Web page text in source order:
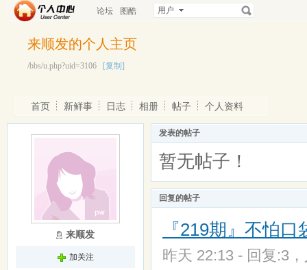
论坛 图酷 用户
来顺发的个人主页
/bbs/u.php?uid=3106 [复制]
首页 新鲜事 日志 相册 帖子 个人资料
来顺发
加关注
发表的帖子
暂无帖子！
回复的帖子
『219期』不怕
昨天 22:13 - 回复:3